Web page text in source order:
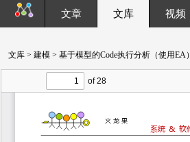
文章 文库 视频
文库 > 建模 > 基于模型的Code执行分析（使用EA）